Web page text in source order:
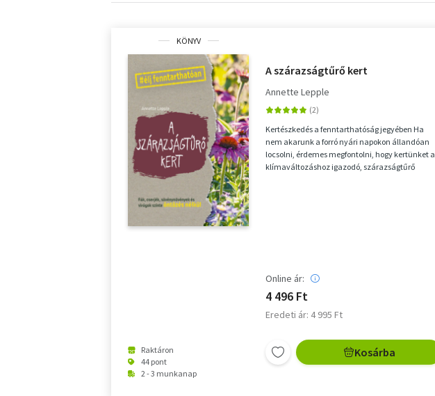
KÖNYV
Raktáron
44 pont
2 - 3 munkanap
A szárazságtűrő kert
Annette Lepple
Kertészkedés a fenntarthatóság jegyében Ha
nem akarunk a forró nyári napokon állandóan
locsolni, érdemes megfontolni, hogy kertünket a
klímaváltozáshoz igazodó, szárazságtűrő
Online ár:
4 496 Ft
Eredeti ár: 4 995 Ft
Kosárba